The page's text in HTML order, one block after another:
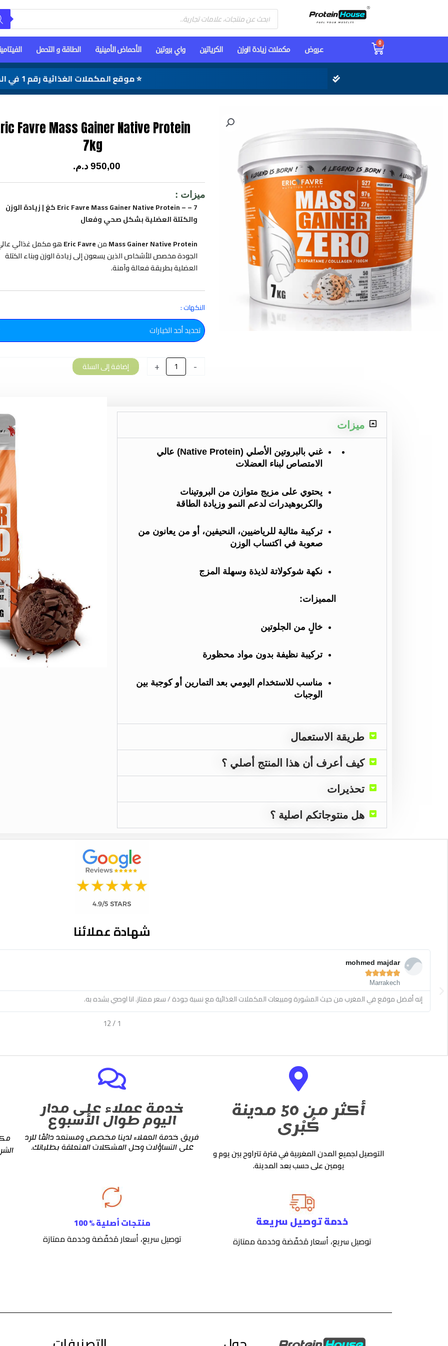
Products
search
0
Cart عـروض مكملات زيادة الوزن الكرياتين واي بروتين الأحماض الأمينية الطاقة و التحمل
⭐ موقع المكملات الغذائية رقم 1 في المغرب
Favre Mass Gainer Native Protein
7kg
950,00 د.م.
ميزات :
Eric Favre Mass Gainer Native Protein – – 7 كغ | زيادة الوزن
والكتلة العضلية بشكل صحي وفعال
Mass Gainer Native ProteinمنEric Favreهو مكمل غذائي
الجودة مخصص للأشخاص الذين يسعون إلى زيادة الوزن وبناء الكتلة
العضلية بطريقة فعالة وآمنة.
النكهات :
-
Eric
Favre
Mass
Native
Protein
+ إضافة إلى السلة
ميزات
غني بالبروتين الأصلي (Native Protein) عالي
الامتصاص لبناء العضلات
يحتوي على مزيج متوازن من البروتينات
والكربوهيدرات لدعم النمو وزيادة الطاقة
تركيبة مثالية للرياضيين، النحيفين، أو من يعانون من
صعوبة في اكتساب الوزن
نكهة شوكولاتة لذيذة وسهلة المزج
المميزات:
خالٍ من الجلوتين
تركيبة نظيفة بدون مواد محظورة
مناسب للاستخدام اليومي بعد التمارين أو كوجبة بين
الوجبات
طريقة الاستعمال
كيف أعرف أن هذا المنتج أصلي ؟
تحذيرات
هل منتوجاتكم اصلية ؟
شهادة عملائنا
Read
mohmed majdar





Marrakech
إنه أفضل موقع في المغرب من حيث المشورة ومبيعات المكملات الغذائية مع نسبة جودة / سعر ممتاز. انا اوصي بشده به.
1
/
12
Previous
أكثر من 50 مدينة
كُبْرى
التوصيل لجميع المدن المغربية في فترة تتراوح بين يوم و
يومين على حسب بعد المدينة.
خدمة عملاء على مدار
اليوم طوال الأسبوع
فريق خدمة العملاء لدينا مخصص ومستعد دائمًا للرد
على التساؤلات وحل المشكلات المتعلقة بطلباتك.
خدمة توصيل سريعة
توصيل سريع، أسعار مَخفّضة وخدمة ممتازة
منتجات أصلية % 100
توصيل سريع، أسعار مَخفّضة وخدمة ممتازة